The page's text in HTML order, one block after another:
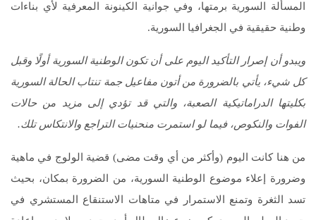
المسألة السورية برمتها، وفي جوانية الكينونة المعرفية لأي بناءات
وطنية حقيقية في الجغرافيا السورية.
ويبدو أن إصرار التأكيد اليوم على أن تكون الوطنية السورية أولًا وقبل
كل شيء، يأتي بالضرورة من أتون مفاعيل جمة تنتاب الحالة السورية
بكليتها الدراماتيكية الصعبة، والتي قد تؤدي إلى مزيد من حالات
الفوات والنكوص، فيما لو استمرت منحنيات التراجع والانتكاس تلك.
من هنا كانت اليوم (وأكثر من أي وقت مضى) قضية الولوج في ماهية
وضرورة إعلاء موضوع الوطنية السورية، من الضرورة بمكان، بحيث
تسد الثغرة وتمنع الاستمرار في متاهات الاستنقاع المستشري في